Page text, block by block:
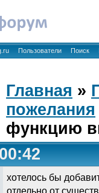
Пользователи Поиск
Главная »
пожелания
функцию
хотелось бы
отдельно от